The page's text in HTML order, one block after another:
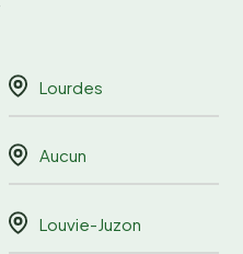
Lourdes
Aucun
Louvie-Juzon